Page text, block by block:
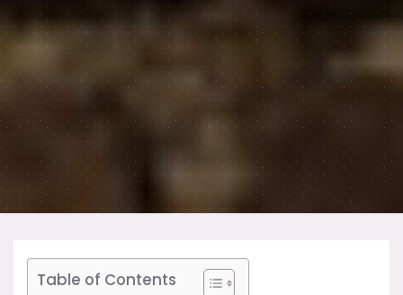
Table of Contents